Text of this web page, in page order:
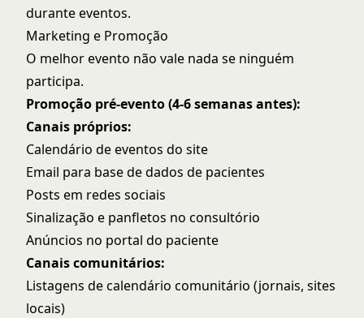
durante eventos.
Marketing e Promoção
O melhor evento não vale nada se ninguém
participa.
Promoção pré-evento (4-6 semanas antes):
Canais próprios:
Calendário de eventos do site
Email para base de dados de pacientes
Posts em redes sociais
Sinalização e panfletos no consultório
Anúncios no portal do paciente
Canais comunitários:
Listagens de calendário comunitário (jornais, sites
locais)